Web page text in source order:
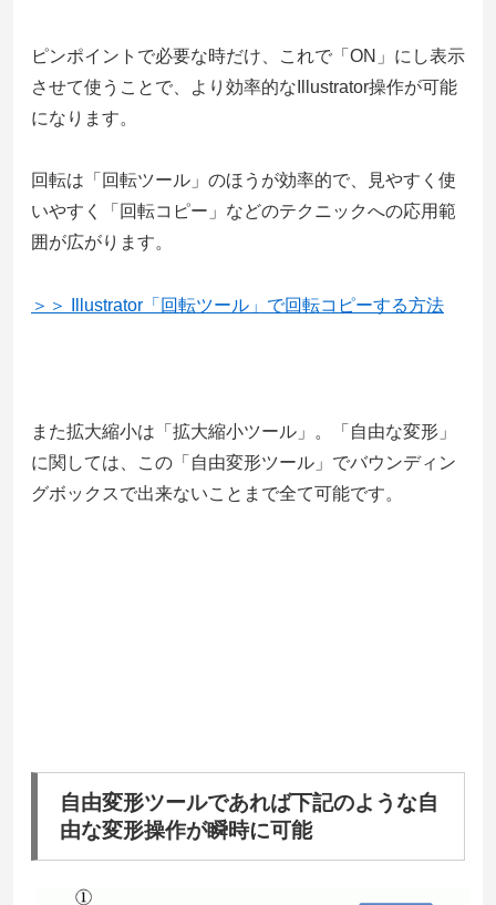
ピンポイントで必要な時だけ、これで「ON」にし表示
させて使うことで、より効率的なIllustrator操作が可能
になります。
回転は「回転ツール」のほうが効率的で、見やすく使
いやすく「回転コピー」などのテクニックへの応用範
囲が広がります。
＞＞ Illustrator「回転ツール」で回転コピーする方法
また拡大縮小は「拡大縮小ツール」。「自由な変形」
に関しては、この「自由変形ツール」でバウンディン
グボックスで出来ないことまで全て可能です。
自由変形ツールであれば下記のような自
由な変形操作が瞬時に可能